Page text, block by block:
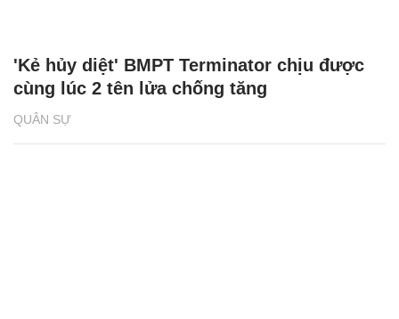
QUÂN SỰ
'Kẻ hủy diệt' BMPT Terminator chịu được
cùng lúc 2 tên lửa chống tăng